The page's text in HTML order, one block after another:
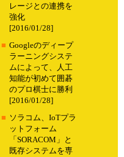
レージとの連携を
強化
[2016/01/28]
■ Googleのディープ
ラーニングシステ
ムによって、人工
知能が初めて囲碁
のプロ棋士に勝利
[2016/01/28]
■ ソラコム、IoTプラ
ットフォーム
「SORACOM」と
既存システムを専